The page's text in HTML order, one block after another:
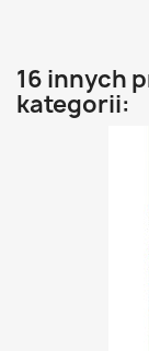
16 innych
kategorii: